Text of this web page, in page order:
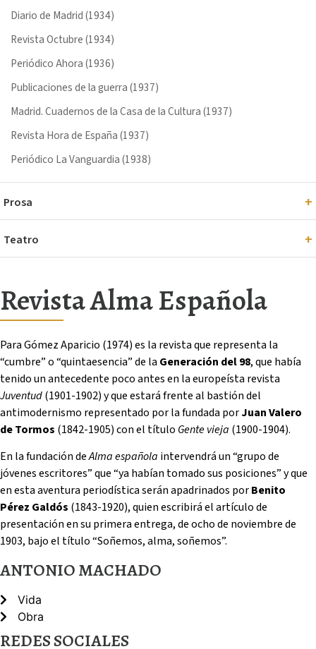
Diario de Madrid (1934)
Revista Octubre (1934)
Periódico Ahora (1936)
Publicaciones de la guerra (1937)
Madrid. Cuadernos de la Casa de la Cultura (1937)
Revista Hora de España (1937)
Periódico La Vanguardia (1938)
Prosa
Teatro
Revista Alma Española
Para Gómez Aparicio (1974) es la revista que representa la
“cumbre” o “quintaesencia” de la Generación del 98, que había
tenido un antecedente poco antes en la europeísta revista
Juventud(1901-1902) y que estará frente al bastión del
antimodernismo representado por la fundada porJuan Valero
de Tormos (1842-1905) con el título Gente vieja (1900-1904).
En la fundación deAlma española intervendrá un “grupo de
jóvenes escritores” que “ya habían tomado sus posiciones” y que
en esta aventura periodística serán apadrinados porBenito
Pérez Galdós (1843-1920), quien escribirá el artículo de
presentación en su primera entrega, de ocho de noviembre de
1903, bajo el título “Soñemos, alma, soñemos”.
ANTONIO MACHADO
Vida
Obra
REDES SOCIALES